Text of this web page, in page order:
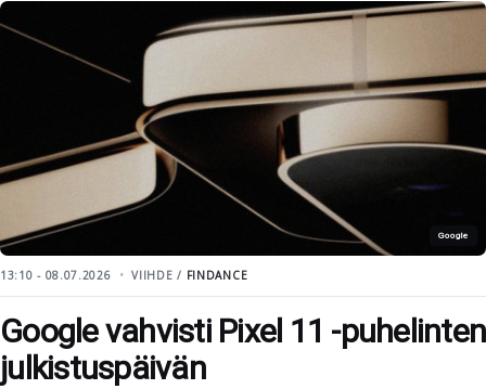
Google
13:10 - 08.07.2026 VIIHDE / FINDANCE
Google vahvisti Pixel 11 -puhelinten
julkistuspäivän